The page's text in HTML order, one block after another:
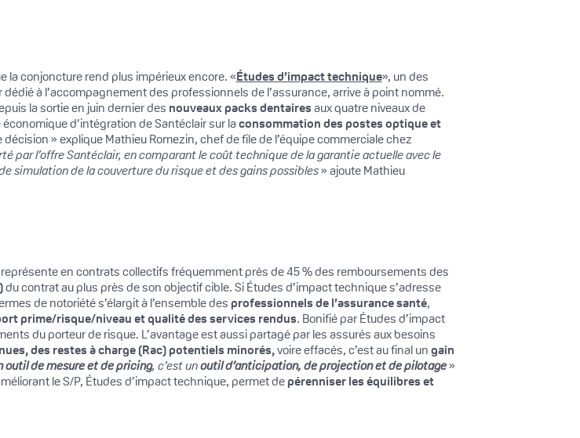
la conjoncture rend plus impérieux encore. «Études d’impact technique», un des
à l’accompagnement des professionnels de l’assurance, arrive à point nommé.
la sortie en juin dernier des nouveaux packs dentairesaux quatre niveaux de
d’intégration de Santéclair sur laconsommation des postes optique et
» explique Mathieu Romezin, chef de file de l’équipe commerciale chez
par l’offre Santéclair, en comparant le coût technique de la garantie actuelle avec le
simulation de la couverture du risque et des gains possibles» ajoute Mathieu
en contrats collectifs fréquemment près de 45 % des remboursements des
du contrat au plus près de son objectif cible. Si Études d’impact technique s’adresse
de notoriété s’élargit à l’ensemble des professionnels de l’assurance santé,
prime/risque/niveau et qualité des services rendus. Bonifié par Études d’impact
du porteur de risque. L’avantage est aussi partagé par les assurés aux besoins
des restes à charge (Rac) potentiels minorés,voire effacés, c’est au final ungain
outil de mesure et de pricing, c’est unoutil d’anticipation, de projection et de pilotage»
le S/P, Études d’impact technique, permet depérenniser les équilibres et